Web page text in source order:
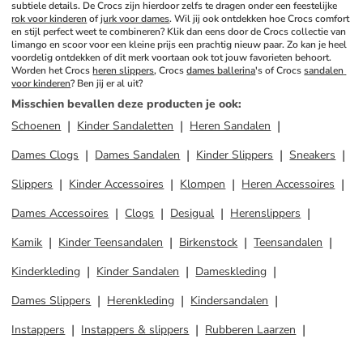
rok voor kinderen of jurk voor dames. Wil jij ook ontdekken hoe Crocs comfort
en stijl perfect weet te combineren? Klik dan eens door de Crocs collectie van
limango en scoor voor een kleine prijs een prachtig nieuw paar. Zo kan je heel
voordelig ontdekken of dit merk voortaan ook tot jouw favorieten behoort.
Worden het Crocs heren slippers, Crocs dames ballerina's of Crocs sandalen
voor kinderen? Ben jij er al uit?
Misschien bevallen deze producten je ook:
Schoenen
Kinder Sandaletten
Heren Sandalen
Dames Clogs
Dames Sandalen Kinder Slippers
Sneakers
Slippers
Kinder Accessoires Klompen
Heren Accessoires
Dames Accessoires
Clogs Desigual
Herenslippers
Kamik
Kinder Teensandalen Birkenstock
Teensandalen
Kinderkleding
Kinder Sandalen
Dameskleding
Dames Slippers
Herenkleding
Kindersandalen
Instappers
Instappers & slippers
Rubberen Laarzen